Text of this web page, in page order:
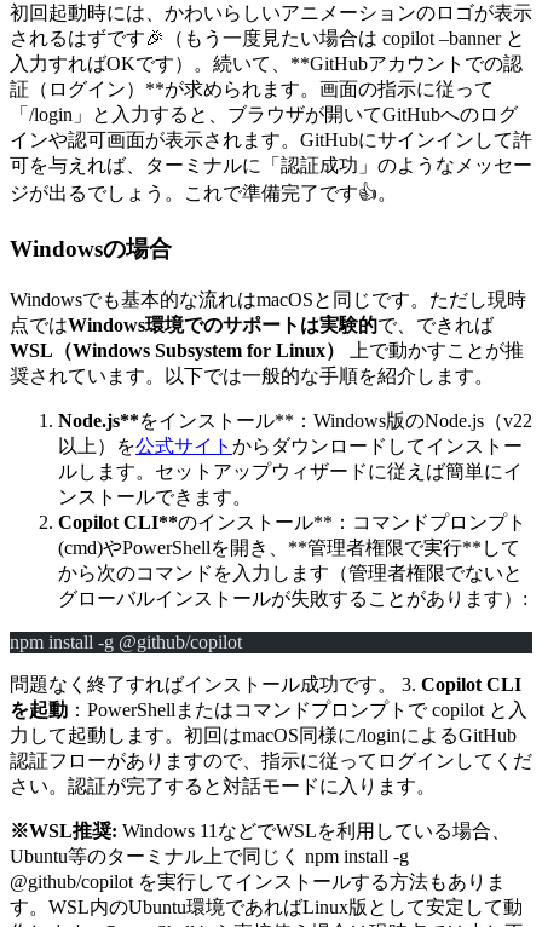
初回起動時には、かわいらしいアニメーションのロゴが表示
されるはずです🎉（もう一度見たい場合は copilot –banner と
入力すればOKです）。続いて、**GitHubアカウントでの認
証（ログイン）**が求められます。画面の指示に従って
「/login」と入力すると、ブラウザが開いてGitHubへのログ
インや認可画面が表示されます。GitHubにサインインして許
可を与えれば、ターミナルに「認証成功」のようなメッセー
ジが出るでしょう。これで準備完了です👍。
Windowsの場合
Windowsでも基本的な流れはmacOSと同じです。ただし現時
点ではWindows環境でのサポートは実験的で、できれば
WSL（Windows Subsystem for Linux）
上で動かすことが推
奨されています。以下では一般的な手順を紹介します。
Node.js**をインストール**：Windows版のNode.js（v22
以上）を公式サイト からダウンロードしてインストー
ルします。セットアップウィザードに従えば簡単にイ
ンストールできます。
Copilot CLI**のインストール**：コマンドプロンプト
(cmd)やPowerShellを開き、**管理者権限で実行**して
から次のコマンドを入力します（管理者権限でないと
グローバルインストールが失敗することがあります）:
npm install -g @github/copilot
問題なく終了すればインストール成功です。 3. Copilot CLI
を起動 ：PowerShellまたはコマンドプロンプトで copilot と入
力して起動します。初回はmacOS同様に/loginによるGitHub
認証フローがありますので、指示に従ってログインしてくだ
さい。認証が完了すると対話モードに入ります。
※WSL推奨: Windows 11などでWSLを利用している場合、
Ubuntu等のターミナル上で同じく npm install -g
@github/copilot を実行してインストールする方法もありま
す。WSL内のUbuntu環境であればLinux版として安定して動